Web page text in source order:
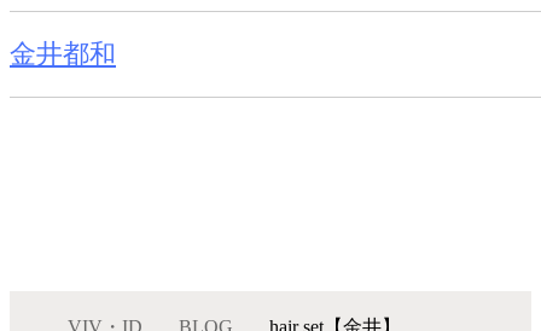
金井都和
VIV・ID BLOG hair set【金井】